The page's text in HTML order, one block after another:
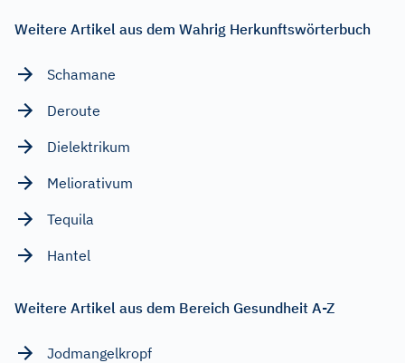
Weitere Artikel aus dem Wahrig Herkunftswörterbuch
Schamane
Deroute
Dielektrikum
Meliorativum
Tequila
Hantel
Weitere Artikel aus dem Bereich Gesundheit A-Z
Jodmangelkropf